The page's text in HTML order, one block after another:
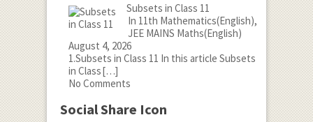
Subsets in Class 11
In 11th Mathematics(English),
JEE MAINS Maths(English)
August 4, 2026
1.Subsets in Class 11 In this article Subsets
in Class[…]
No Comments
Social Share Icon